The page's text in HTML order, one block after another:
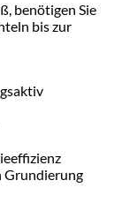
benötigen Sie
bis zur
Grundierung